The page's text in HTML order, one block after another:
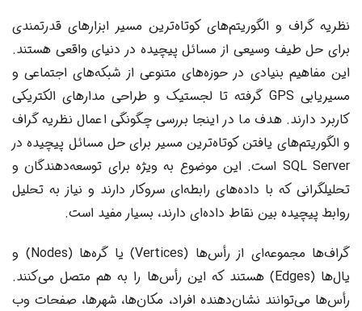
نظریه گراف و الگوریتم‌های کوتاه‌ترین مسیر ابزارهای قدرتمندی
برای حل طیف وسیعی از مسائل پیچیده در دنیای واقعی هستند.
این مفاهیم بنیادی در حوزه‌های متنوعی از شبکه‌های اجتماعی و
مسیریابی GPS گرفته تا لجستیک و طراحی مدارهای الکتریکی
کاربرد دارند. هدف ما در اینجا بررسی چگونگی اعمال نظریه گراف
و الگوریتم‌های یافتن کوتاه‌ترین مسیر برای حل مسائل پیچیده در
SQL Server است. این موضوع به ویژه برای توسعه‌دهندگان و
تحلیلگرانی که با داده‌های رابطه‌ای سروکار دارند و نیاز به تحلیل
روابط پیچیده بین نقاط داده‌ای دارند، بسیار مفید است.
گراف‌ها مجموعه‌ای از رأس‌ها (Vertices) یا گره‌ها (Nodes) و
یال‌ها (Edges) هستند که این رأس‌ها را به هم متصل می‌کنند.
رأس‌ها می‌توانند نشان‌دهنده افراد، مکان‌ها، شهرها، صفحات وب